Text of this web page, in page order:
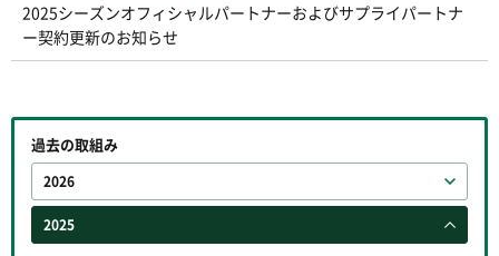
2025シーズンオフィシャルパートナーおよびサプライパートナ
ー契約更新のお知らせ
過去の取組み
2026
2025